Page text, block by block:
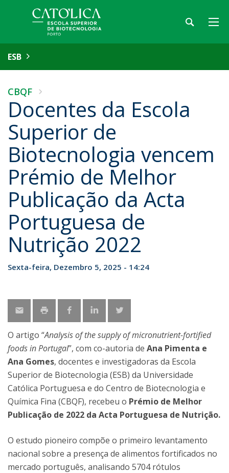
ESB
CBQF
Docentes da Escola
Superior de
Biotecnologia vencem
Prémio de Melhor
Publicação da Acta
Portuguesa de
Nutrição 2022
Sexta-feira, Dezembro 5, 2025 - 14:24
O artigo “Analysis of the supply of micronutrient-fortified
foods in Portugal”, com co-autoria de Ana Pimenta e
Ana Gomes, docentes e investigadoras da Escola
Superior de Biotecnologia (ESB) da Universidade
Católica Portuguesa e do Centro de Biotecnologia e
Química Fina (CBQF), recebeu o Prémio de Melhor
Publicação de 2022 da Acta Portuguesa de Nutrição.
O estudo pioneiro compõe o primeiro levantamento
nacional sobre a presença de alimentos fortificados no
mercado português, analisando 5704 rótulos